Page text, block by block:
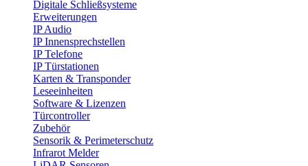
Digitale Schließsysteme
Erweiterungen
IP Audio
IP Innensprechstellen
IP Telefone
IP Türstationen
Karten & Transponder
Leseeinheiten
Software & Lizenzen
Türcontroller
Zubehör
Sensorik & Perimeterschutz
Infrarot Melder